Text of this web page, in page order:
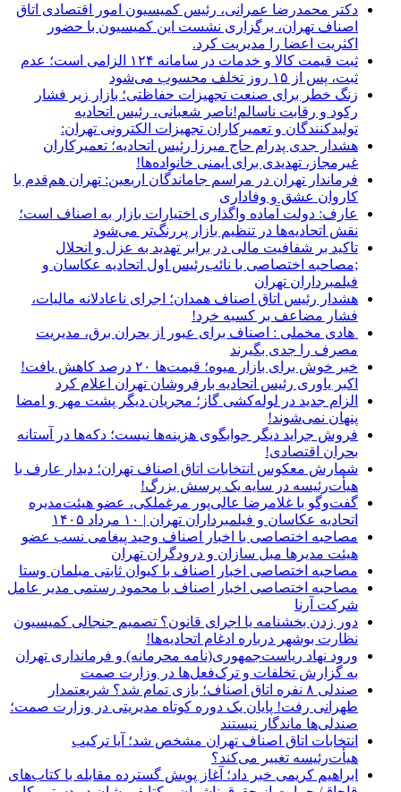
دکتر محمدرضا عمرانی، رئیس کمیسیون امور اقتصادی اتاق
اصناف تهران، برگزاری نشست این کمیسیون با حضور
اکثریت اعضا را مدیریت کرد.
ثبت قیمت کالا و خدمات در سامانه ۱۲۴ الزامی است؛ عدم
ثبت، پس از ۱۵ روز تخلف محسوب می‌شود
زنگ خطر برای صنعت تجهیزات حفاظتی؛ بازار زیر فشار
رکود و رقابت ناسالم!ناصر شعبانی، رئیس اتحادیه
تولیدکنندگان و تعمیرکاران تجهیزات الکترونی تهران:
هشدار جدی پدرام حاج میرزا رئیس اتحادیه؛ تعمیرکاران
غیرمجاز، تهدیدی برای ایمنی خانواده‌ها!
فرماندار تهران در مراسم جاماندگان اربعین: تهران هم‌قدم با
کاروان عشق و وفاداری
عارف: دولت آماده واگذاری اختیارات بازار به اصناف است؛
نقش اتحادیه‌ها در تنظیم بازار پررنگ‌تر می‌شود
تاکید بر شفافیت مالی در برابر تهدید به عزل و انحلال
;مصاحبه اختصاصی با نائب‌رئیس اول اتحادیه عکاسان و
فیلمبرداران تهران
هشدار رئیس اتاق اصناف همدان؛ اجرای ناعادلانه مالیات،
فشار مضاعف بر کسبه خرد!
هادی مخملی : اصناف برای عبور از بحران برق، مدیریت
مصرف را جدی بگیرند
خبر خوش برای بازار میوه؛ قیمت‌ها ۲۰ درصد کاهش یافت!
اکبر یاوری رئیس اتحادیه بارفروشان تهران اعلام کرد
الزام جدید در لوله‌کشی گاز؛ مجریان دیگر پشت مهر و امضا
پنهان نمی‌شوند!
فروش جراید دیگر جوابگوی هزینه‌ها نیست؛ دکه‌ها در آستانه
بحران اقتصادی!
شمارش معکوس انتخابات اتاق اصناف تهران؛ دیدار عارف با
هیأت‌رئیسه در سایه یک پرسش بزرگ!
گفت‌وگو با غلامرضا عالی‌پور مرغملکی، عضو هیئت‌مدیره
اتحادیه عکاسان و فیلمبرداران تهران | ۱۰ مرداد ۱۴۰۵
مصاحبه اختصاصی با اخبار اصناف وحید پیغامی نسب عضو
هیئت مدیرها مبل سازان و درودگران تهران
مصاحبه اختصاصی اخبار اصناف با کیوان ثابتی مبلمان وستا
مصاحبه اختصاصی اخبار اصناف با محمود رستمی مدیر عامل
شرکت آرنا
دور زدن بخشنامه یا اجرای قانون؟ تصمیم جنجالی کمیسیون
نظارت بوشهر درباره ادغام اتحادیه‌ها!
ورود نهاد ریاست‌جمهوری(نامه محرمانه) و فرمانداری تهران
به گزارش تخلفات و ترک‌فعل‌ها در وزارت صمت
صندلی ۸ نفره اتاق اصناف؛ بازی تمام شد؟ شریعتمدار
طهرانی رفت! پایان یک دوره کوتاه مدیریتی در وزارت صمت؛
صندلی‌ها ماندگار نیستند
انتخابات اتاق اصناف تهران مشخص شد؛ آیا ترکیب
هیأت‌رئیسه تغییر می‌کند؟
ابراهیم کریمی خبر داد؛ آغاز پویش گسترده مقابله با کتاب‌های